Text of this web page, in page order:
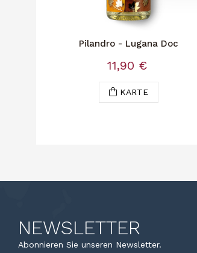
Pilandro - Lugana Doc
11,90 €
KARTE
NEWSLETTER
Abonnieren Sie unseren Newsletter.